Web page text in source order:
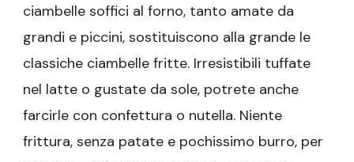
ciambelle soffici al forno, tanto amate da
grandi e piccini, sostituiscono alla grande le
classiche ciambelle fritte. Irresistibili tuffate
nel latte o gustate da sole, potrete anche
farcirle con confettura o nutella. Niente
frittura, senza patate e pochissimo burro, per